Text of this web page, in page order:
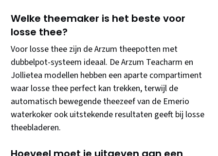
Welke theemaker is het beste voor
losse thee?
Voor losse thee zijn de Arzum theepotten met
dubbelpot-systeem ideaal. De Arzum Teacharm en
Jollietea modellen hebben een aparte compartiment
waar losse thee perfect kan trekken, terwijl de
automatisch bewegende theezeef van de Emerio
waterkoker ook uitstekende resultaten geeft bij losse
theebladeren.